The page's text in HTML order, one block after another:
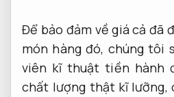
Để bảo đảm về giá cả đã
món hàng đó, chúng tôi
viên kĩ thuật tiền hành
chất lượng thật kĩ lưỡng,